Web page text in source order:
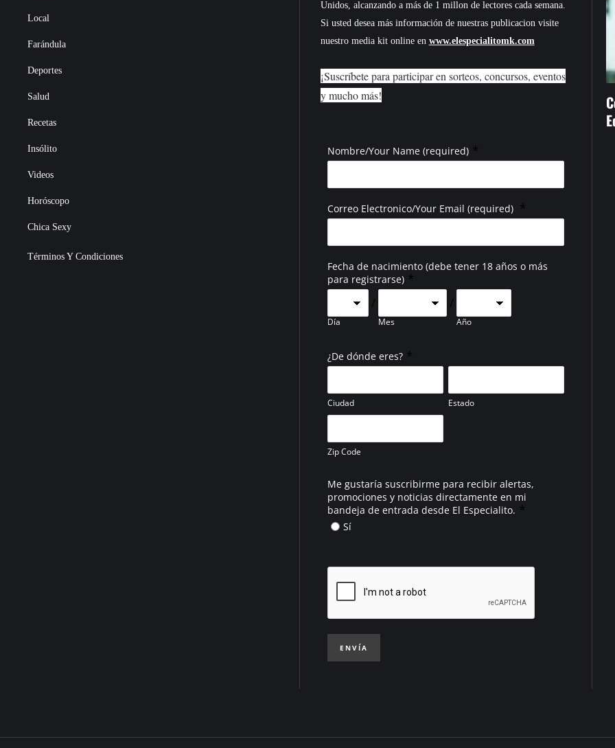
Local
Farándula
Deportes
Salud
Recetas
Insólito
Videos
Horóscopo
Chica Sexy
Términos Y Condiciones
Unidos, alcanzando a más de 1 millon de lectores cada semana.
Si usted desea más información de nuestras publicacion visite
nuestro media kit online en www.elespecialitomk.com
¡Suscríbete para participar en sorteos, concursos, eventos
y mucho más!
Nombre/Your Name (required) *
Correo Electronico/Your Email (required) *
Fecha de nacimiento (debe tener 18 años o más
para registrarse) *
Día
/
Mes
/
Año
¿De dónde eres? *
Ciudad Estado
Zip Code
Me gustaría suscribirme para recibir alertas,
promociones y noticias directamente en mi
bandeja de entrada desde El Especialito. *
Sí
ENVÍA